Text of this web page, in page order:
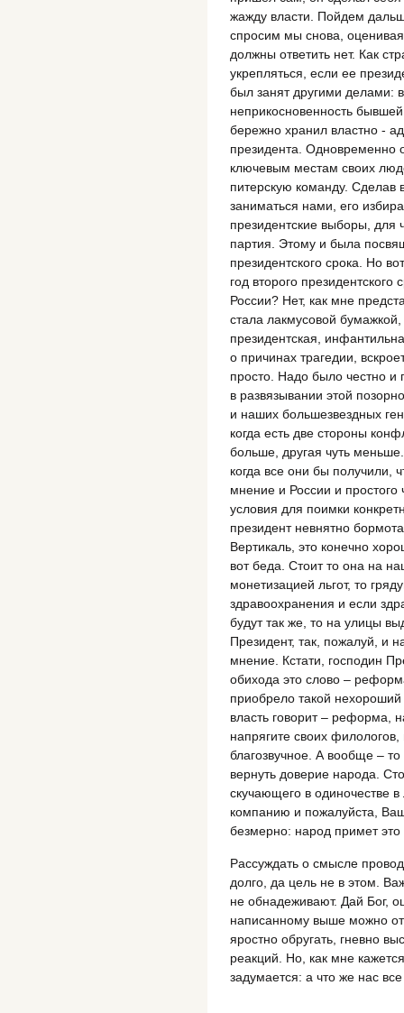
жажду власти. Пойдем
спросим мы снова, оценивая
должны ответить нет. Как
укрепляться, если ее
был занят другими делами:
неприкосновенность
бережно хранил властно -
президента. Одновременно
ключевым местам своих
питерскую команду. Сделав
заниматься нами, его
президентские выборы, для
партия. Этому и была
президентского срока. Но
год второго
России? Нет, как мне
стала лакмусовой
президентская,
о причинах трагедии,
просто. Надо было честно и
в развязывании этой
и наших большезвездных
когда есть две стороны
больше, другая чуть
когда все они бы получили,
мнение и России и простого
условия для поимки
президент невнятно
Вертикаль, это конечно
вот беда. Стоит то она на
монетизацией льгот, то
здравоохранения и если
будут так же, то на улицы
Президент, так, пожалуй, и
мнение. Кстати, господин
обихода это слово –
приобрело такой
власть говорит – реформа,
напрягите своих
благозвучное. А вообще –
вернуть доверие народа.
скучающего в одиночестве
компанию и пожалуйста,
безмерно: народ примет это
Рассуждать о смысле
долго, да цель не в этом.
не обнадеживают. Дай Бог,
написанному выше можно
яростно обругать, гневно
реакций. Но, как мне
задумается: а что же нас